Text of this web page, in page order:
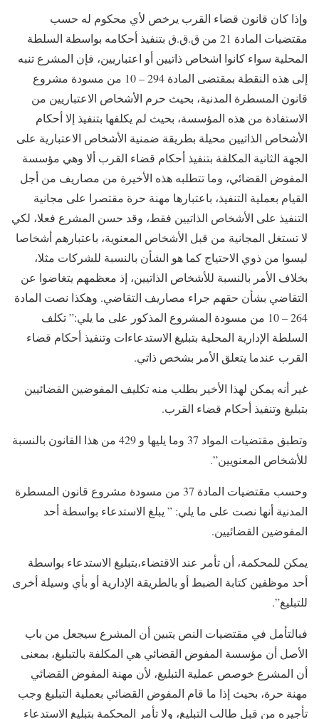
وإذا كان قانون قضاء القرب يرخص لأي محكوم له حسب
مقتضيات المادة 21 من ق.ق.ق بتنفيذ أحكامه بواسطة السلطة
المحلية سواء كانوا اشخاص ذاتيين أو اعتباريين، فإن المشرع تنبه
إلى هذه النقطة بمقتضى المادة 294 – 10 من مسودة مشروع
قانون المسطرة المدنية، بحيث حرم الأشخاص الاعتباريين من
الاستفادة من هذه المؤسسة، بحيث لم يكلفها بتنفيذ إلا أحكام
الأشخاص الذاتيين محيلة بطريقة ضمنية الأشخاص الاعتبارية على
الجهة الثانية المكلفة بتنفيذ أحكام قضاء القرب ألا وهي مؤسسة
المفوض القضائي، وما تتطلبه هذه الأخيرة من مصاريف من أجل
القيام بعملية التنفيذ، باعتبارها مهنة حرة مقتصرا على مجانية
التنفيذ على الأشخاص الذاتيين فقط، وقد حسن المشرع فعلا، لكي
لا تستغل المجانية من قبل الأشخاص المعنوية، باعتبارهم أشخاصا
ليسوا من ذوي الاحتياج كما هو الشأن بالنسبة للشركات مثلا،
بخلاف الأمر بالنسبة للأشخاص الذاتيين، إذ معظمهم يتغاضوا عن
التقاضي بشأن حقهم جراء مصاريف التقاضي. وهكذا نصت المادة
264 – 10 من مسودة المشروع المذكور على ما يلي:” تكلف
السلطة الإدارية المحلية بتبليغ الاستدعاءات وتنفيذ أحكام قضاء
القرب عندما يتعلق الأمر بشخص ذاتي.
غير أنه يمكن لهذا الأخير بطلب منه تكليف المفوضين القضائيين
بتبليغ وتنفيذ أحكام قضاء القرب.
وتطبق مقتضيات المواد 37 وما يليها و 429 من هذا القانون بالنسبة
للأشخاص المعنويين”.
وحسب مقتضيات المادة 37 من مسودة مشروع قانون المسطرة
المدنية أنها نصت على ما يلي: ” يبلغ الاستدعاء بواسطة أحد
المفوضين القضائيين.
يمكن للمحكمة، أن تأمر عند الاقتضاء،بتبليغ الاستدعاء بواسطة
أحد موظفين كتابة الضبط أو بالطريقة الإدارية أو بأي وسيلة أخرى
للتبليغ”.
فبالتأمل في مقتضيات النص يتبين أن المشرع سيجعل من باب
الأصل أن مؤسسة المفوض القضائي هي المكلفة بالتبليغ، بمعنى
أن المشرع خوصص عملية التبليغ، لأن مهنة المفوض القضائي
مهنة حرة، بحيث إذا ما قام المفوض القضائي بعملية التبليغ وجب
تأجيره من قبل طالب التبليغ، ولا تأمر المحكمة بتبليغ الاستدعاء